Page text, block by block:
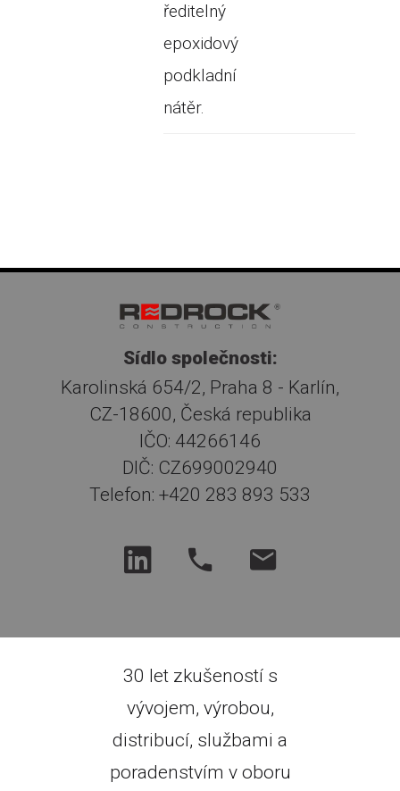
ředitelný
epoxidový
podkladní
nátěr.
Sídlo společnosti:
Karolinská 654/2, Praha 8 - Karlín,
CZ-18600, Česká republika
IČO: 44266146
DIČ: CZ699002940
Telefon: +420 283 893 533
30 let zkušeností s
vývojem, výrobou,
distribucí, službami a
poradenstvím v oboru